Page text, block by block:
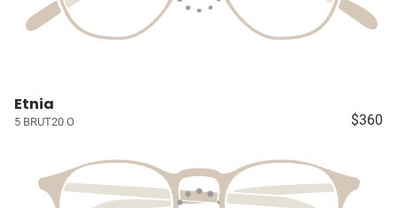
Etnia
5 BRUT20 O $360